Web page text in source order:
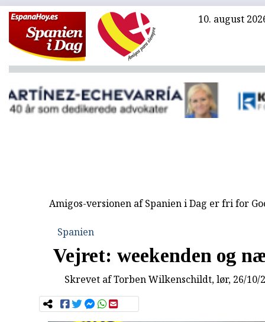
10. august
Amigos-versionen af Spanien i Dag er fri for
Spanien
Vejret: weekenden og
Skrevet afTorben Wilkenschildt, lør, 26/10/